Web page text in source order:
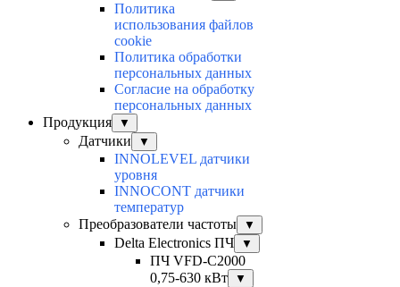
Политика
использования файлов
cookie
Политика обработки
персональных данных
Согласие на обработку
персональных данных
Продукция
▼
Датчики ▼
INNOLEVEL датчики
уровня
INNOCONT датчики
температур
Преобразователи частоты
▼
Delta Electronics ПЧ ▼
ПЧ VFD-C2000
0,75-630 кВт
▼